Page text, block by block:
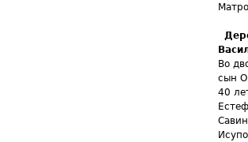
Во
сын
40